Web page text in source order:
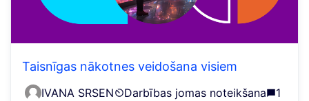
Taisnīgas nākotnes veidošana visiem
IVANA SRSEN Darbības jomas noteikšana
1